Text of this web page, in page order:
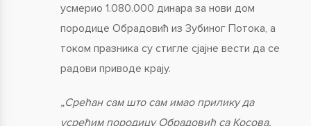
усмерио 1.080.000 динара за нови дом
породице Обрадовић из Зубиног Потока, а
током празника су стигле сјајне вести да се
радови приводе крају.
„Срећан сам што сам имао прилику да
усрећим породицу Обрадовић са Косова.